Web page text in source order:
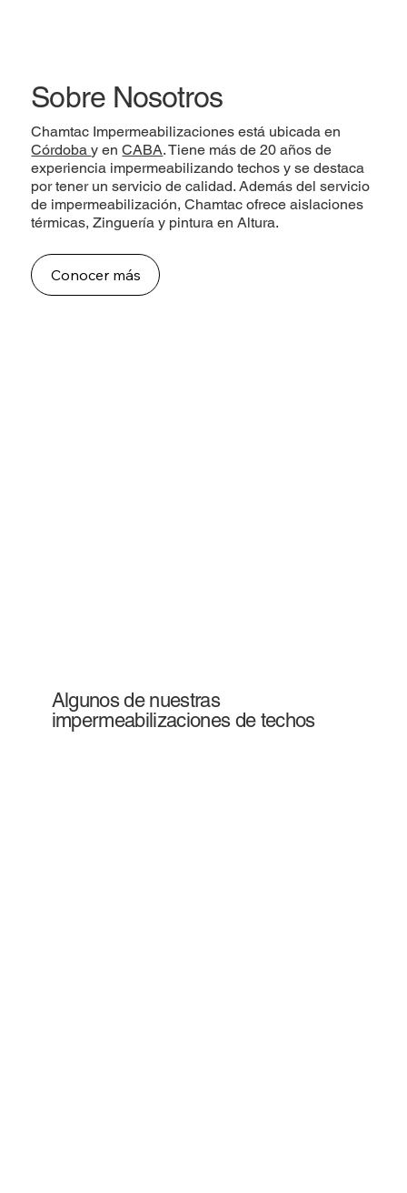
Sobre Nosotros
Chamtac Impermeabilizaciones está ubicada en
Córdobay enCABA. Tiene más de 20 años de
experiencia impermeabilizando techos y se destaca
por tener un servicio de calidad. Además del servicio
de impermeabilización, Chamtac ofrece aislaciones
térmicas, Zinguería y pintura en Altura.
Conocer más
Algunos de nuestras
impermeabilizaciones de techos